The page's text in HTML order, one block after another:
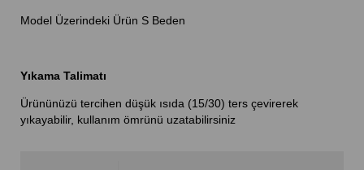
Model Üzerindeki Ürün S Beden
Yıkama Talimatı
Ürününüzü tercihen düşük ısıda (15/30) ters çevirerek
yıkayabilir, kullanım ömrünü uzatabilirsiniz